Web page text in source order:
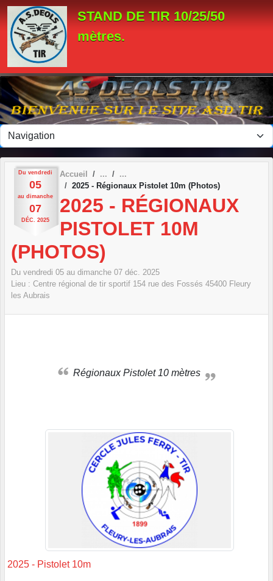
STAND DE TIR 10/25/50
mètres.
Du vendredi
05
au dimanche
07
DÉC. 2025
Accueil
2025 - Régionaux Pistolet 10m (Photos)
2025 - RÉGIONAUX
PISTOLET 10M
(PHOTOS)
Du vendredi 05 au dimanche 07 déc. 2025
Lieu : Centre régional de tir sportif 154 rue des Fossés 45400 Fleury
les Aubrais
Régionaux Pistolet 10 mètres
2025 - Pistolet 10m
Panneau de gestion des cookies